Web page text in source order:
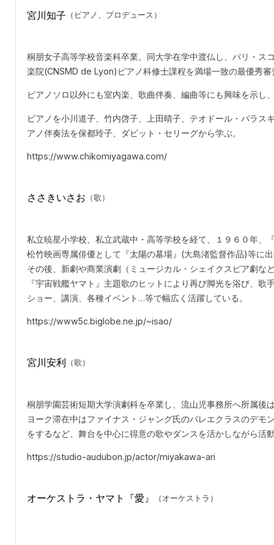
宮川知子 （ピアノ、プロデュース）
桐朋女子高等学校音楽科卒業。同大学在学中渡仏し、パリ・
楽院(CNSMD de Lyon)ピアノ科修士課程を満場一致の最優秀
ピアノソロ以外にも室内楽、歌曲伴奏、編曲等にも興味を示し
ピアノを小川道子、竹内啓子、上田晴子、テオドール・パラ
アノ伴奏法を保都玲子、ダビット・セリーグから学ぶ。
https://www.chikomiyagawa.com/
ささきいさお （歌）
私立暁星小学校、私立武蔵中・高等学校を経て、１９６０年
松竹映画専属俳優として『太陽の墓場』(大島渚監督作品)等に
その後、新劇や商業演劇（ミュージカル・シェイクスピア劇な
『宇宙戦艦ヤマト』主題歌のヒットにより再び脚光を浴び、
ショー、講演、各種イベント…等で幅広く活躍している。
https://www5c.biglobe.ne.jp/~isao/
宮川安利 （歌）
桐朋学園芸術短期大学演劇科を卒業し、流山児事務所へ所属
ヨーク滞在中はファイナス・ジャング氏のバレエクラスのデ
をするなど、舞台を中心に得意の歌やダンスを活かしながら活
https://studio-audubon.jp/actor/miyakawa-ari
オーケストラ・ヤマト『愛』 （オーケストラ）